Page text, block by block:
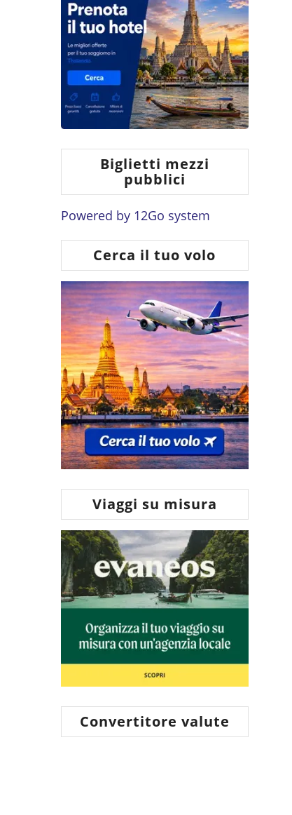
Biglietti mezzi
pubblici
Powered by 12Go system
Cerca il tuo volo
Viaggi su misura
Convertitore valute